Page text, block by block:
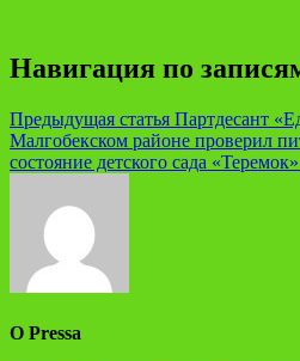
Навигация по
Предыдущая статья Партдесант
Малгобекском районе проверил
состояние детского сада
О Pressa